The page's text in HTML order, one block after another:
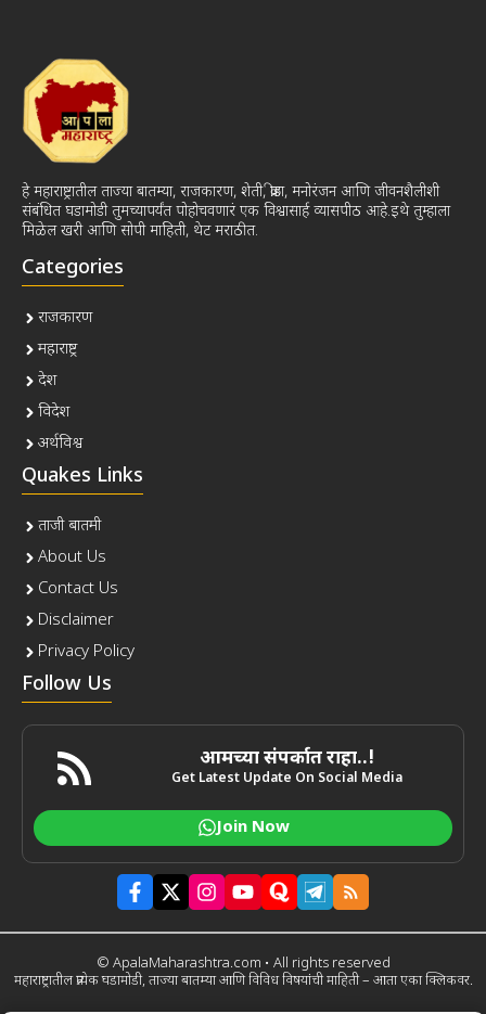
हे महाराष्ट्रातील ताज्या बातम्या, राजकारण, शेती, क्रीडा, मनोरंजन आणि जीवनशैलीशी
संबंधित घडामोडी तुमच्यापर्यंत पोहोचवणारं एक विश्वासार्ह व्यासपीठ आहे.इथे तुम्हाला
मिळेल खरी आणि सोपी माहिती, थेट मराठीत.
Categories
राजकारण
महाराष्ट्र
देश
विदेश
अर्थविश्व
Quakes Links
ताजी बातमी
About Us
Contact Us
Disclaimer
Privacy Policy
Follow Us
आमच्या संपर्कात राहा..!
Get Latest Update On Social Media
Join Now
© ApalaMaharashtra.com • All rights reserved
महाराष्ट्रातील प्रत्येक घडामोडी, ताज्या बातम्या आणि विविध विषयांची माहिती – आता एका क्लिकवर.